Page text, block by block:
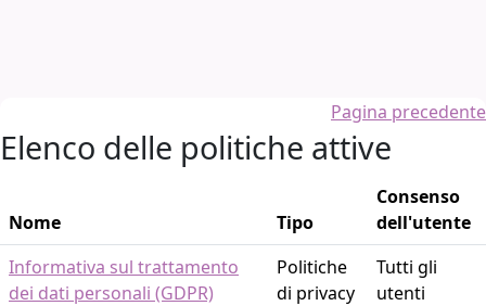
Pagina precedente
Elenco delle politiche attive
Nome Tipo
Consenso
dell'utente
Informativa sul trattamento
dei dati personali (GDPR)
Politiche
di privacy
Tutti gli
utenti